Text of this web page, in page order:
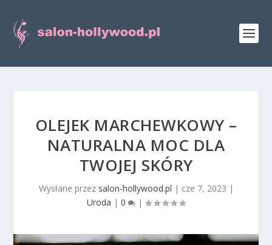
OLEJEK MARCHEWKOWY –
NATURALNA MOC DLA
TWOJEJ SKÓRY
Wysłane przez salon-hollywood.pl | cze 7, 2023 |
Uroda | 0 |